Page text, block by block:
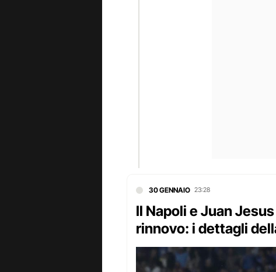
30 GENNAIO 23:28
Il Napoli e Juan
rinnovo: i dettagli